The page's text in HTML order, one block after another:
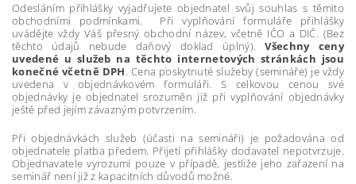
Odesláním přihlášky vyjadřujete objednatel svůj souhlas s těmito
obchodními podmínkami. Při vyplňování formuláře přihlášky
uvádějte vždy Váš přesný obchodní název, včetně IČO a DIČ. (Bez
těchto údajů nebude daňový doklad úplný).
Všechny ceny
uvedené u služeb na těchto internetových stránkách jsou
konečné včetně DPH. Cena poskytnuté služeby (semináře) je vždy
uvedena v objednávkovém formuláři. S celkovou cenou své
objednávky je objednatel srozuměn již při vyplňování objednávky
ještě před jejím závazným potvrzením.
Při objednávkách služeb (účasti na semináři) je požadována od
objednatele platba předem. Přijetí přihlášky dodavatel nepotvrzuje.
Objednavatele vyrozumí pouze v případě, jestliže jeho zařazení na
seminář není již z kapacitních důvodů možné.